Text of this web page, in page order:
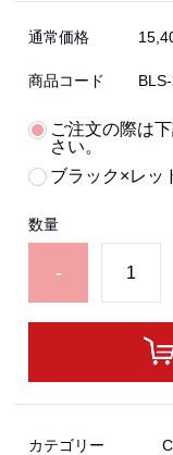
通常価格
商品コード
ご注文の際は
さい。
ブラック×レッ
数量
-
カテゴリー